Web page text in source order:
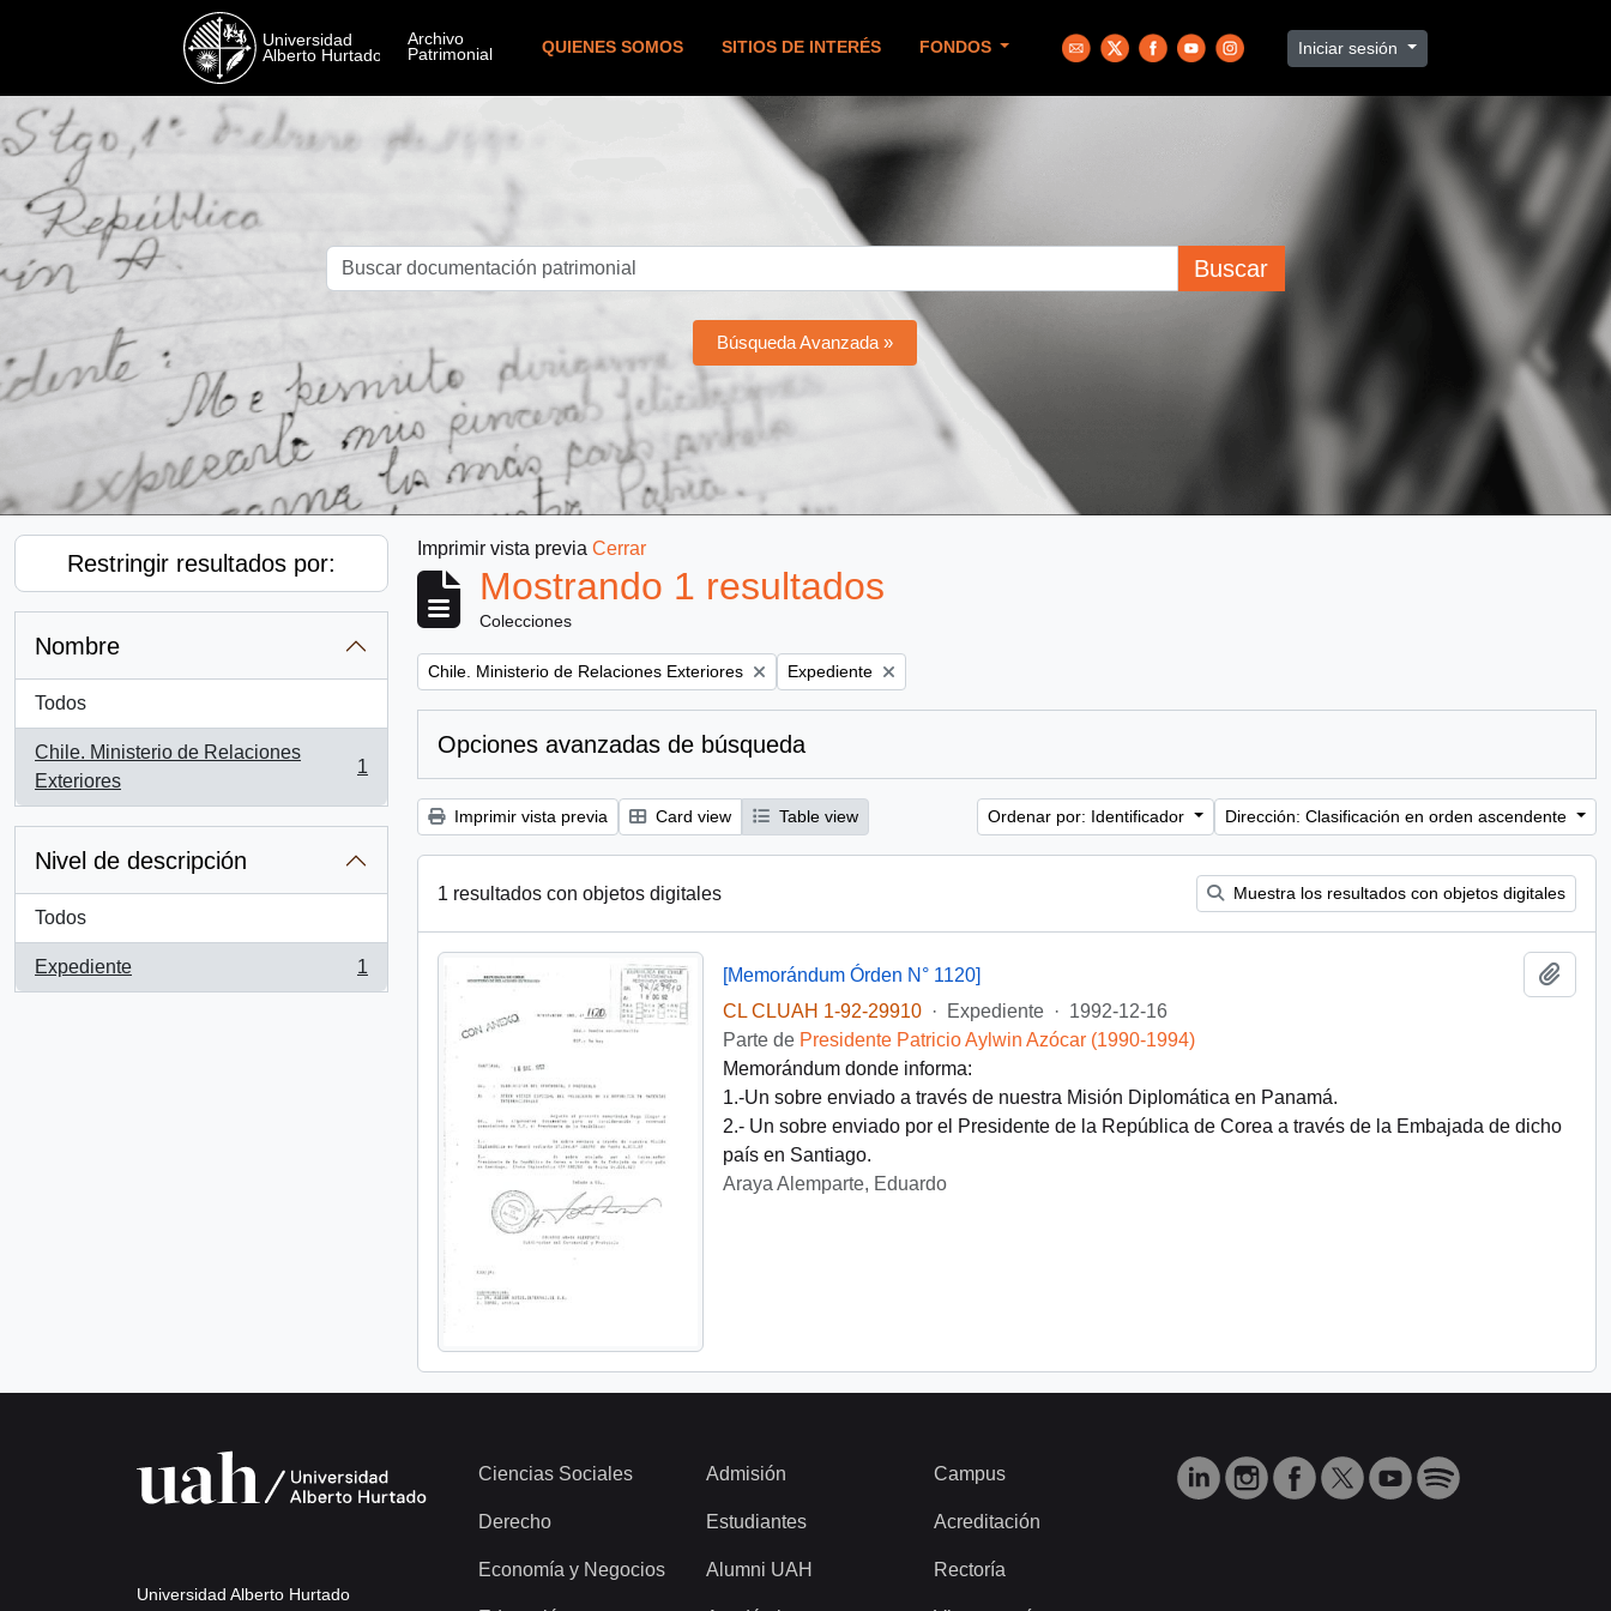
QUIENES SOMOS SITIOS DE INTERÉS FONDOS Iniciar sesión
Buscar
Búsqueda Avanzada »
Restringir resultados por:
Nombre
Todos
Chile. Ministerio de Relaciones
Exteriores
, 1 resultados
1
Nivel de descripción
Todos
Expediente
, 1 resultados
1
Imprimir vista previa Cerrar
Mostrando 1 resultados
Colecciones
Remove filter:
Chile. Ministerio de Relaciones Exteriores Remove filter:
Expediente
Opciones avanzadas de búsqueda
Imprimir vista previa Card view Table view Ordenar por: Identificador Dirección: Clasificación en orden ascendente
1 resultados con objetos digitales Muestra los resultados con objetos digitales
[Memorándum Órden N° 1120]
CL CLUAH 1-92-29910
· Expediente · 1992-12-16
Parte de Presidente Patricio Aylwin Azócar (1990-1994)
Memorándum donde informa:
1.-Un sobre enviado a través de nuestra Misión Diplomática en Panamá.
2.- Un sobre enviado por el Presidente de la República de Corea a través de la Embajada de dicho
país en Santiago.
Araya Alemparte, Eduardo
Universidad Alberto Hurtado
Ciencias Sociales
Derecho
Economía y Negocios
Admisión
Estudiantes
Alumni UAH
Campus
Acreditación
Rectoría